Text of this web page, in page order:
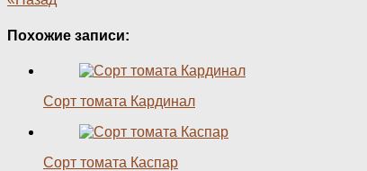
Похожие записи:
Сорт томата Кардинал
Сорт томата Каспар